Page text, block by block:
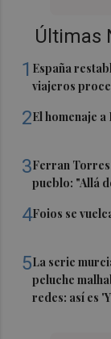
Últimas
1 España
viajeros
2El homenaje
3Ferran
pueblo: "Allá
4Foios se
5La serie
peluche
redes: así es